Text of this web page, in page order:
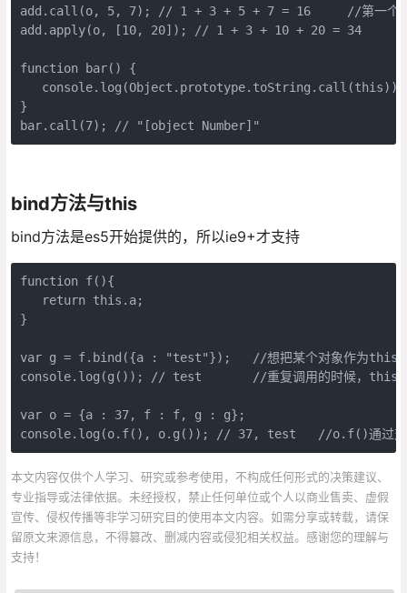
add.call(o, 5, 7); // 1 + 3 + 5 + 7 = 16     //第一个参数
add.apply(o, [10, 20]); // 1 + 3 + 10 + 20 = 34
function bar() {
}
bar.call(7); // "[object Number]"
bind方法与this
bind方法是es5开始提供的，所以ie9+才支持
function f(){
   return this.a;
}
var g = f.bind({a : "test"});   //想把某个对象作为this的时
console.log(g()); // test       //重复调用的时候，this已经指向
var o = {a : 37, f : f, g : g};
console.log(o.f(), o.g()); // 37, test   //o.f()通过对象的属性
本文内容仅供个人学习、研究或参考使用，不构成任何形式的决策建议、
专业指导或法律依据。未经授权，禁止任何单位或个人以商业售卖、虚假
宣传、侵权传播等非学习研究目的使用本文内容。如需分享或转载，请保
留原文来源信息，不得篡改、删减内容或侵犯相关权益。感谢您的理解与
支持！